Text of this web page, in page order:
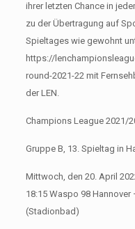
ihrer letzten Chance in
zu der Übertragung auf
Spieltages wie gewohnt
https://
round-2021-22 mit
der LEN.
Champions League 2021/
Gruppe B, 13. Spieltag in
Mittwoch, den 20. April
18:15 Waspo 98
(Stadionbad)